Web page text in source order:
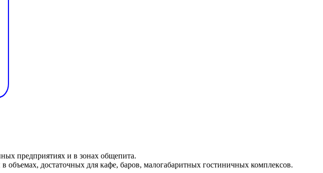
предприятиях и в зонах общепита.
достаточных для кафе, баров, малогабаритных гостиничных комплексов.